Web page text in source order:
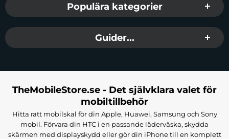
Populära kategorier
Guider...
TheMobileStore.se - Det självklara valet för
mobiltillbehör
Hitta rätt mobilskal för din Apple, Huawei, Samsung och Sony
mobil. Förvara din HTC i en passande läderväska, skydda
skärmen med displayskydd eller gör din iPhone till en komplett